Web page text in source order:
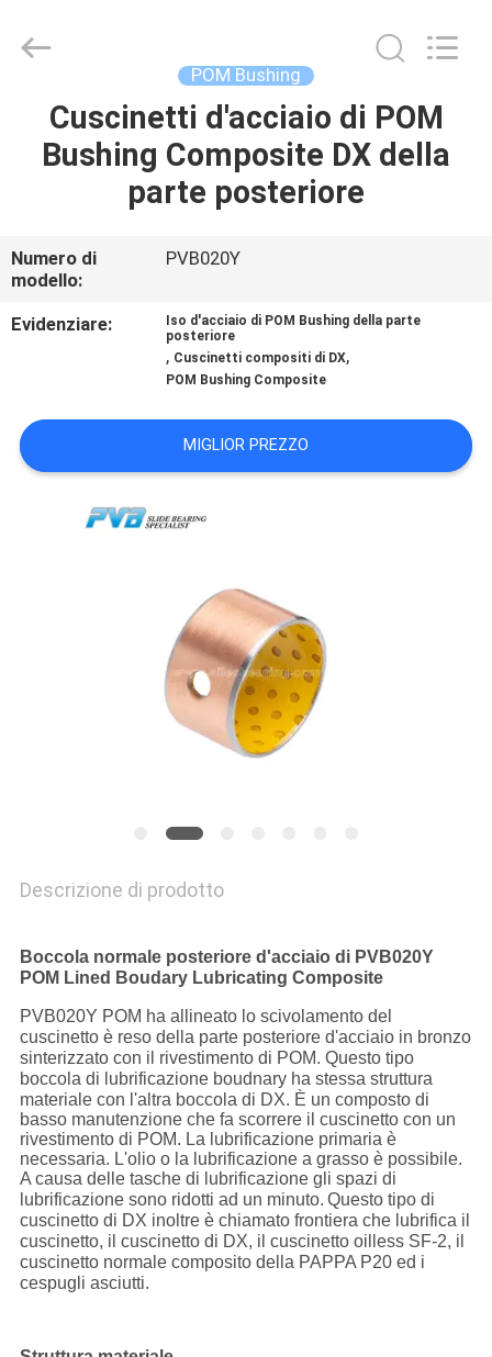
CASA.
PRODOTTI
VIDEO
SPETTACOLO
SU
DI
CONTROLLO
CASI
MAPPA
DEL
SITO
PRIVACY
POLICY
Bearing
Co.,Ltd.
POM Bushing
Cuscinetti d'acciaio di POM
Bushing Composite DX della
parte posteriore
Numero di
modello:
PVB020Y
Evidenziare:
Iso d'acciaio di POM Bushing della parte
posteriore
, Cuscinetti compositi di DX,
POM Bushing Composite
MIGLIOR PREZZO
Descrizione di prodotto
Boccola normale posteriore d'acciaio di PVB020Y
POM Lined Boudary Lubricating Composite
PVB020Y POM ha allineato lo scivolamento del
cuscinetto è reso della parte posteriore d'acciaio in bronzo
sinterizzato con il rivestimento di POM. Questo tipo
boccola di lubrificazione boudnary ha stessa struttura
materiale con l'altra boccola di DX. È un composto di
basso manutenzione che fa scorrere il cuscinetto con un
rivestimento di POM. La lubrificazione primaria è
necessaria. L'olio o la lubrificazione a grasso è possibile.
A causa delle tasche di lubrificazione gli spazi di
lubrificazione sono ridotti ad un minuto. Questo tipo di
cuscinetto di DX inoltre è chiamato frontiera che lubrifica il
cuscinetto, il cuscinetto di DX, il cuscinetto oilless SF-2, il
cuscinetto normale composito della PAPPA P20 ed i
cespugli asciutti.